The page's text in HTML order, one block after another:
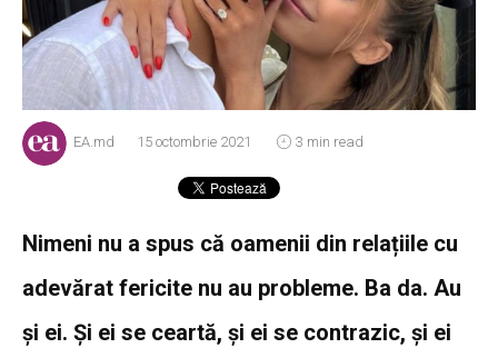
EA.md 15 octombrie 2021 3 min read
Nimeni nu a spus că oamenii din relațiile cu
adevărat fericite nu au probleme. Ba da. Au
și ei. Și ei se ceartă, și ei se contrazic, și ei